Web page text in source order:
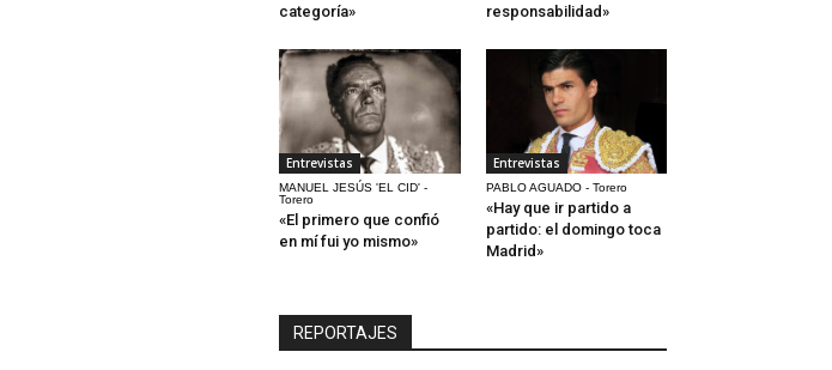
categoría»
responsabilidad»
Entrevistas
MANUEL JESÚS 'EL CID' -
Torero
«El primero que confió
en mí fui yo mismo»
Entrevistas
PABLO AGUADO - Torero
«Hay que ir partido a
partido: el domingo toca
Madrid»
REPORTAJES